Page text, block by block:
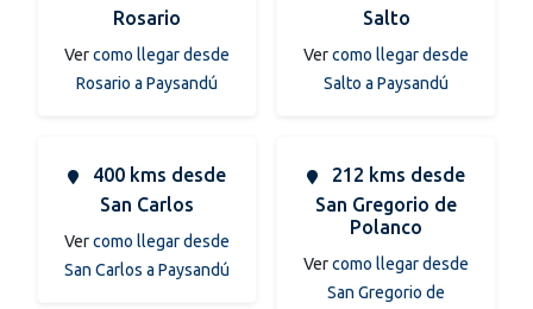
Rosario
Vercomo llegar desde
Rosario a Paysandú
Salto
Vercomo llegar desde
Salto a Paysandú
400 kms desde
San Carlos
Vercomo llegar desde
San Carlos a Paysandú
212 kms desde
San Gregorio de
Polanco
Vercomo llegar desde
San Gregorio de